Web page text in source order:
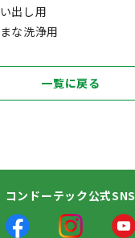
出し用
な洗浄用
一覧に戻る
コンドーテック公式SNS